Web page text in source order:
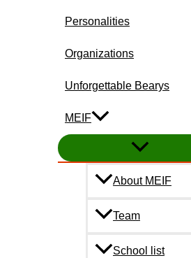
Personalities
Organizations
Unforgettable Bearys
MEIF
About MEIF
Team
School list